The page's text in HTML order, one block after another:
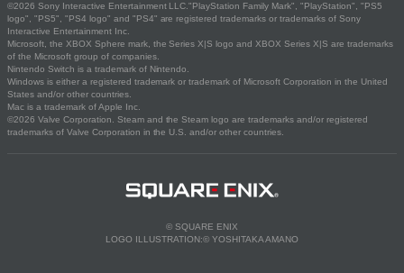
©2026 Sony Interactive Entertainment LLC."PlayStation Family Mark", "PlayStation", "PS5
logo", "PS5", "PS4 logo" and "PS4" are registered trademarks or trademarks of Sony
Interactive Entertainment Inc.
Microsoft, the XBOX Sphere mark, the Series X|S logo and XBOX Series X|S are trademarks
of the Microsoft group of companies.
Nintendo Switch is a trademark of Nintendo.
Windows is either a registered trademark or trademark of Microsoft Corporation in the United
States and/or other countries.
Mac is a trademark of Apple Inc.
©2026 Valve Corporation. Steam and the Steam logo are trademarks and/or registered
trademarks of Valve Corporation in the U.S. and/or other countries.
© SQUARE ENIX
LOGO ILLUSTRATION:© YOSHITAKA AMANO